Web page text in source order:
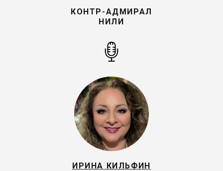
КОНТР-АДМИРАЛ
НИЛИ
ИРИНА КИЛЬФИН